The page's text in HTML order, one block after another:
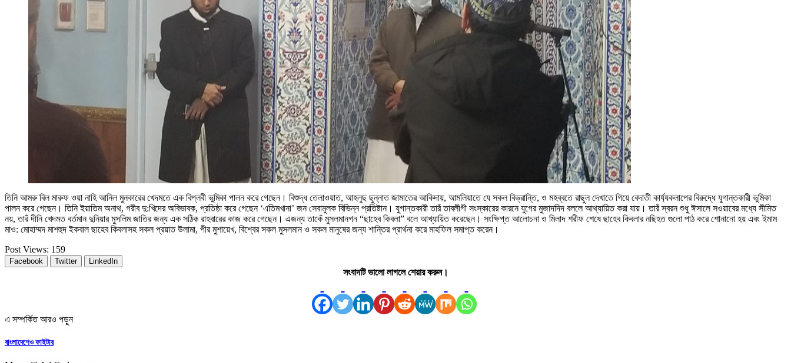
তিনি আমরু বিল মারুফ ওয়া নাহি আনিল মুনকারের খেদমতে এক বিপ্লবী ভুমিকা পালন করে গেছেন। বিশুদ্ধ তেলাওয়াত, আহলুছ ছুন্নাত জামাতের আকিদায়, আমলিয়াতে যে সকল বিভ্রান্তি, ও মহব্বতে রাছুল দেখাতে গিয়ে বেদাতী কার্য্যকলাপের বিরুদ্ধে যুগান্তকারী ভুমিকা
পালন করে গেছেন। তিনি ইয়াতিম অনাথ, গরীব দু:খিদের অবিভাবক, প্রতিষ্ঠা করে গেছেন ‘এতিমখানা’ জন সেবামুলক বিভিন্ন প্রতিষ্টান। যুগান্তকারী তারঁ তাবলীগী সংস্কারের কারনে যুগের মুজাদদিদ বললে আথ্যায়িত করা যায়। তারঁ স্বরন শুধু ঈসালে সওয়াবের মধ্যে সীমিত
নয়, তারঁ দীনি খেদমত বর্তমান দুনিয়ার মুসলিম জাতির জন্য এক সঠিক রাহবারের কাজ করে গেছেন। এজন্য তাকেঁ মুসলমানগন “ছাহেব কিবলা” বলে আখ্যায়িত করেছেন। সংক্ষিপ্ত আলোচনা ও মিলাদ শরীফ শেষে ছাহেব কিবলার নছিহত গুলো পাঠ করে শোনানো হয় এবং ইমাম
মাও: মোহাম্মদ মাশহুদ ইকবাল ছাহেব কিবলাসহ সকল প্রয়াত উলামা, পীর মুশায়েখ, বিশ্বের সকল মুসলমান ও সকল মানুষের জন্য শান্তির প্রার্থনা করে মাহফিল সমাপ্ত করেন।
Post Views: 159
Facebook Twitter LinkedIn
সংবাদটি ভালো লাগলে শেয়ার করুন।
এ সম্পর্কিত আরও পড়ুন
বাংলাদেশেও ফাইটার